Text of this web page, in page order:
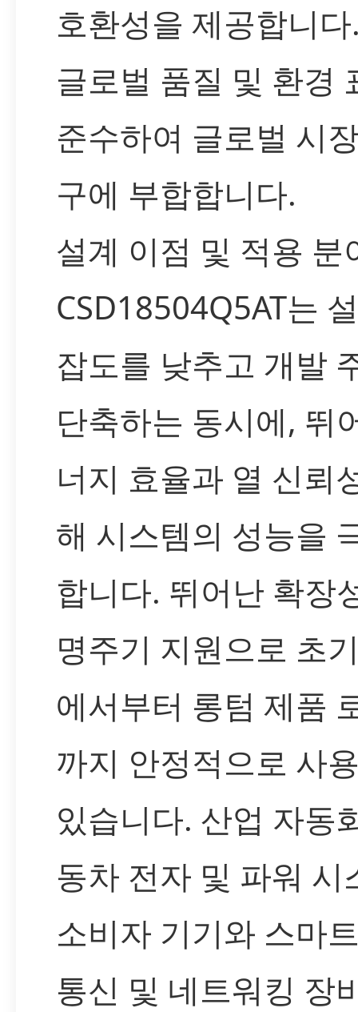
호환성을 제공합니
글로벌 품질 및 환경
준수하여 글로벌 시
구에 부합합니다.
설계 이점 및 적용 분
CSD18504Q5AT는
잡도를 낮추고 개발
단축하는 동시에, 뛰
너지 효율과 열 신뢰
해 시스템의 성능을
합니다. 뛰어난 확장
명주기 지원으로 초
에서부터 롱텀 제품
까지 안정적으로 사
있습니다. 산업 자동
동차 전자 및 파워 시
소비자 기기와 스마
통신 및 네트워킹 장